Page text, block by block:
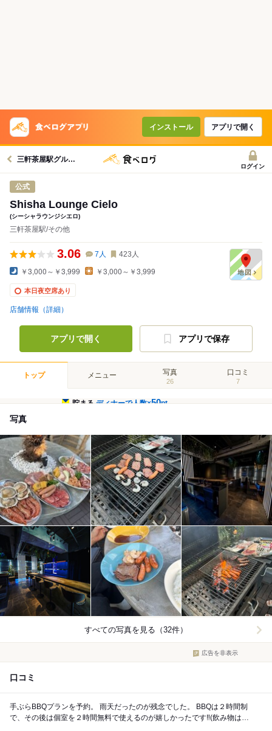
インストール アプリで開く
三軒茶屋駅グルメへ
ログイン
公式
Shisha Lounge Cielo
(シーシャラウンジシエロ)
三軒茶屋駅/その他
3.06 7 人 423 人
￥3,000～￥3,999 ￥3,000～￥3,999
本日夜空席あり
店舗情報（詳細）
アプリで開く アプリで保存
トップ メニュー 写真
26
口コミ
7
貯まるディナーで人数×50pt
写真
すべての写真を見る（32件）
広告を非表示
口コミ
手ぶらBBQプランを予約。 雨天だったのが残念でした。 BBQは２時間制
で、その後は個室を２時間無料で使えるのが嬉しかったです‼️(飲み物は別